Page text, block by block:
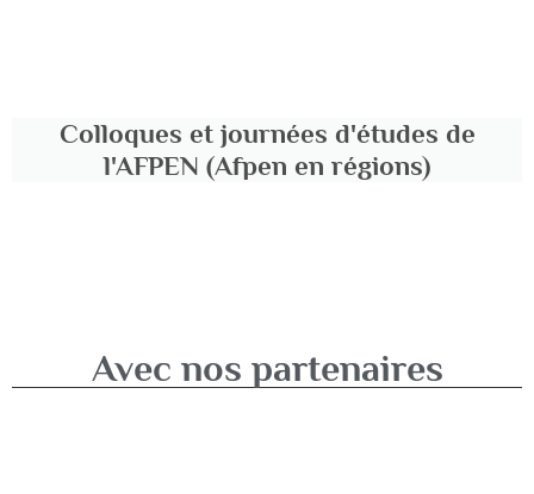
Colloques et journées d'études de
l'AFPEN (Afpen en régions)
Avec nos partenaires